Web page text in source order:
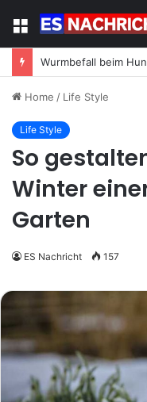
Menu
Home / Life Style
Life Style
So
Winter
Garten
ES Nachricht 157